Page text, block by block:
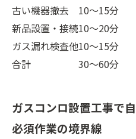
古い機器撤去
10～15分
新品設置・接続10～20分
ガス漏れ検査他10～15分
合計
30～60分
ガスコンロ設置工事で
必須作業の境界線